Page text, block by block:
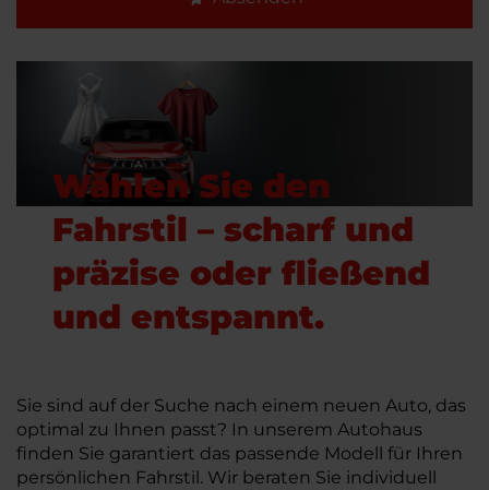
Wählen Sie den
Fahrstil – scharf und
präzise oder fließend
und entspannt.
Sie sind auf der Suche nach einem neuen Auto, das
optimal zu Ihnen passt? In unserem Autohaus
finden Sie garantiert das passende Modell für Ihren
persönlichen Fahrstil. Wir beraten Sie individuell